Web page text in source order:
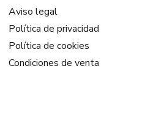
Aviso legal
Política de privacidad
Política de cookies
Condiciones de venta